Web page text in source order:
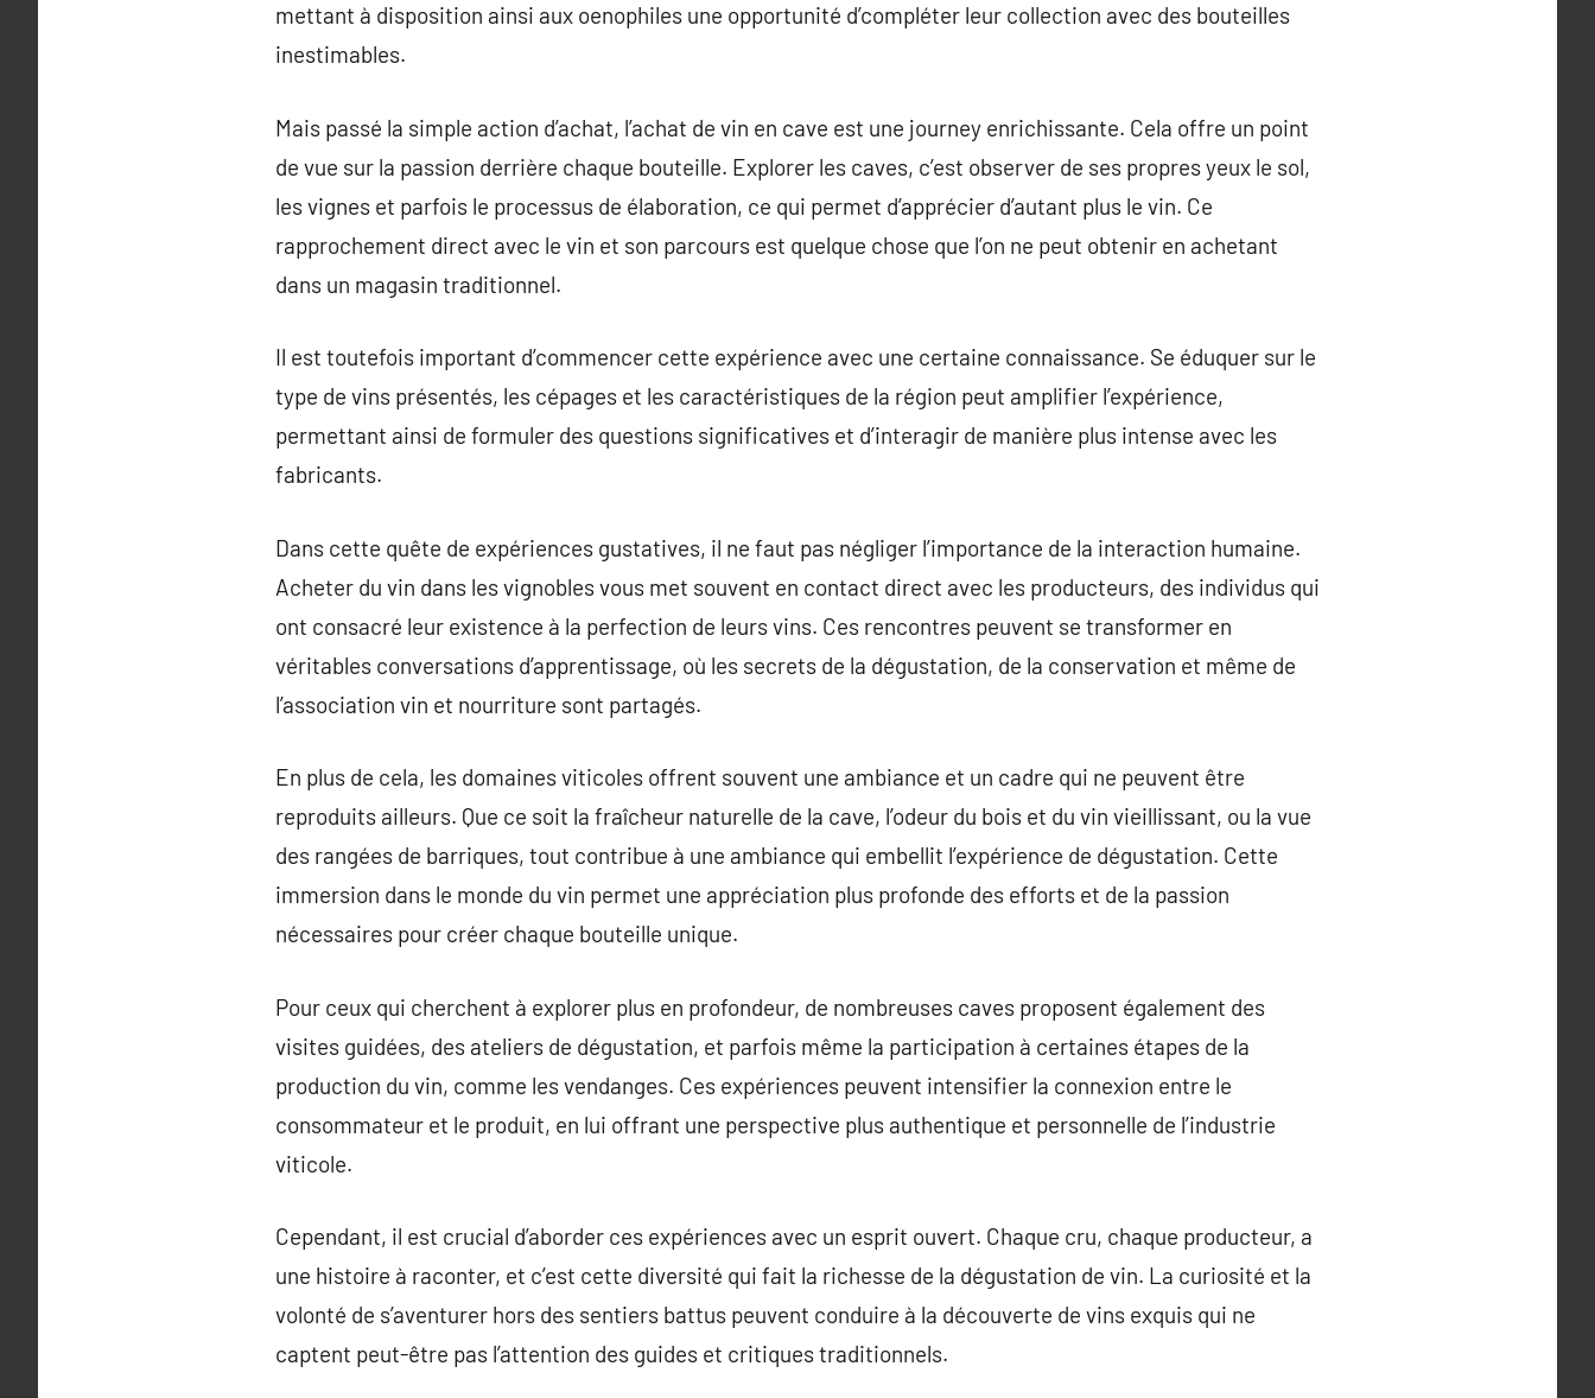
mettant à disposition ainsi aux oenophiles une opportunité d’compléter leur collection avec des bouteilles
inestimables.
Mais passé la simple action d’achat, l’achat de vin en cave est une journey enrichissante. Cela offre un point
de vue sur la passion derrière chaque bouteille. Explorer les caves, c’est observer de ses propres yeux le sol,
les vignes et parfois le processus de élaboration, ce qui permet d’apprécier d’autant plus le vin. Ce
rapprochement direct avec le vin et son parcours est quelque chose que l’on ne peut obtenir en achetant
dans un magasin traditionnel.
Il est toutefois important d’commencer cette expérience avec une certaine connaissance. Se éduquer sur le
type de vins présentés, les cépages et les caractéristiques de la région peut amplifier l’expérience,
permettant ainsi de formuler des questions significatives et d’interagir de manière plus intense avec les
fabricants.
Dans cette quête de expériences gustatives, il ne faut pas négliger l’importance de la interaction humaine.
Acheter du vin dans les vignobles vous met souvent en contact direct avec les producteurs, des individus qui
ont consacré leur existence à la perfection de leurs vins. Ces rencontres peuvent se transformer en
véritables conversations d’apprentissage, où les secrets de la dégustation, de la conservation et même de
l’association vin et nourriture sont partagés.
En plus de cela, les domaines viticoles offrent souvent une ambiance et un cadre qui ne peuvent être
reproduits ailleurs. Que ce soit la fraîcheur naturelle de la cave, l’odeur du bois et du vin vieillissant, ou la vue
des rangées de barriques, tout contribue à une ambiance qui embellit l’expérience de dégustation. Cette
immersion dans le monde du vin permet une appréciation plus profonde des efforts et de la passion
nécessaires pour créer chaque bouteille unique.
Pour ceux qui cherchent à explorer plus en profondeur, de nombreuses caves proposent également des
visites guidées, des ateliers de dégustation, et parfois même la participation à certaines étapes de la
production du vin, comme les vendanges. Ces expériences peuvent intensifier la connexion entre le
consommateur et le produit, en lui offrant une perspective plus authentique et personnelle de l’industrie
viticole.
Cependant, il est crucial d’aborder ces expériences avec un esprit ouvert. Chaque cru, chaque producteur, a
une histoire à raconter, et c’est cette diversité qui fait la richesse de la dégustation de vin. La curiosité et la
volonté de s’aventurer hors des sentiers battus peuvent conduire à la découverte de vins exquis qui ne
captent peut-être pas l’attention des guides et critiques traditionnels.